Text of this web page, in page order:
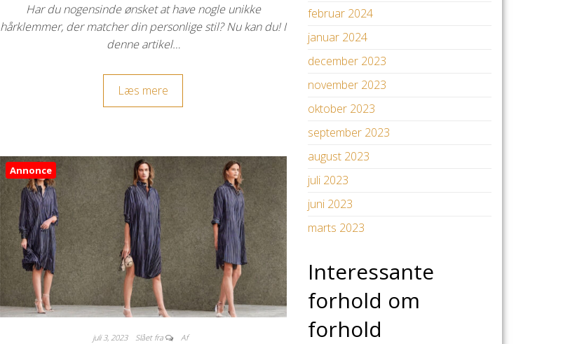
Har du nogensinde ønsket at have nogle unikke
hårklemmer, der matcher din personlige stil? Nu kan du! I
denne artikel…
Læs mere
Annonce
juli 3, 2023 Slået fra Af
februar 2024
januar 2024
december 2023
november 2023
oktober 2023
september 2023
august 2023
juli 2023
juni 2023
marts 2023
Interessante
forhold om
forhold